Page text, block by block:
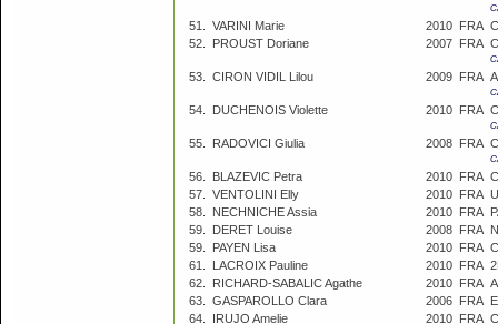
51. VARINI Marie 2010 FRA
52.
PROUST Doriane 2007 FRA
53. CIRON VIDIL Lilou 2009 FRA
54. DUCHENOIS Violette 2010 FRA
55. RADOVICI Giulia 2008 FRA
56. BLAZEVIC Petra 2010 FRA
57.
VENTOLINI Elly 2010 FRA
58.
NECHNICHE Assia 2010 FRA
59.
DERET Louise 2008 FRA
59.
PAYEN Lisa 2010 FRA
61.
LACROIX Pauline 2010 FRA
62.
RICHARD-SABALIC Agathe 2010 FRA
63.
GASPAROLLO Clara 2006 FRA
64.
IRUJO Amelie 2010 FRA